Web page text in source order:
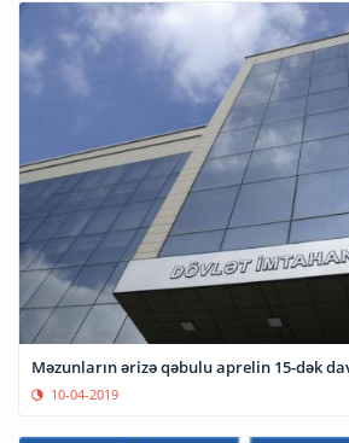
Məzunların ərizə qəbulu aprelin 15-dək
10-04-2019